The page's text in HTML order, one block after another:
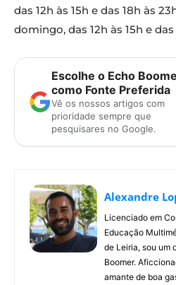
das 12h às 15h e das 18h às
domingo, das 12h às 15h e
Escolhe o Echo
como Fonte Preferida
Vê os nossos artigos com
prioridade sempre que
pesquisares no Google.
Alexandre
Licenciado em
Educação
de Leiria, sou um
Boomer.
amante de boa